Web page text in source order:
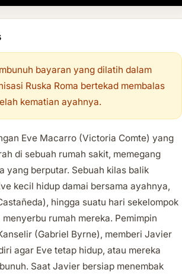
bayaran yang dilatih dalam
Ruska Roma bertekad membalas
kematian ayahnya.
Eve Macarro (Victoria Comte) yang
di sebuah rumah sakit, memegang
yang berputar. Sebuah kilas balik
kecil hidup damai bersama ayahnya,
hingga suatu hari sekelompok
rumah mereka. Pemimpin
(Gabriel Byrne), memberi Javier
agar Eve tetap hidup, atau mereka
Saat Javier bersiap menembak